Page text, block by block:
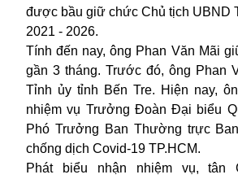
được bầu giữ chức Chủ tịch UBND
2021 - 2026.
Tính đến nay, ông Phan Văn Mãi
gần 3 tháng. Trước đó, ông Phan
Tỉnh ủy tỉnh Bến Tre. Hiện nay,
nhiệm vụ Trưởng Đoàn Đại biểu
Phó Trưởng Ban Thường trực
chống dịch Covid-19 TP.HCM.
Phát biểu nhận nhiệm vụ, tân